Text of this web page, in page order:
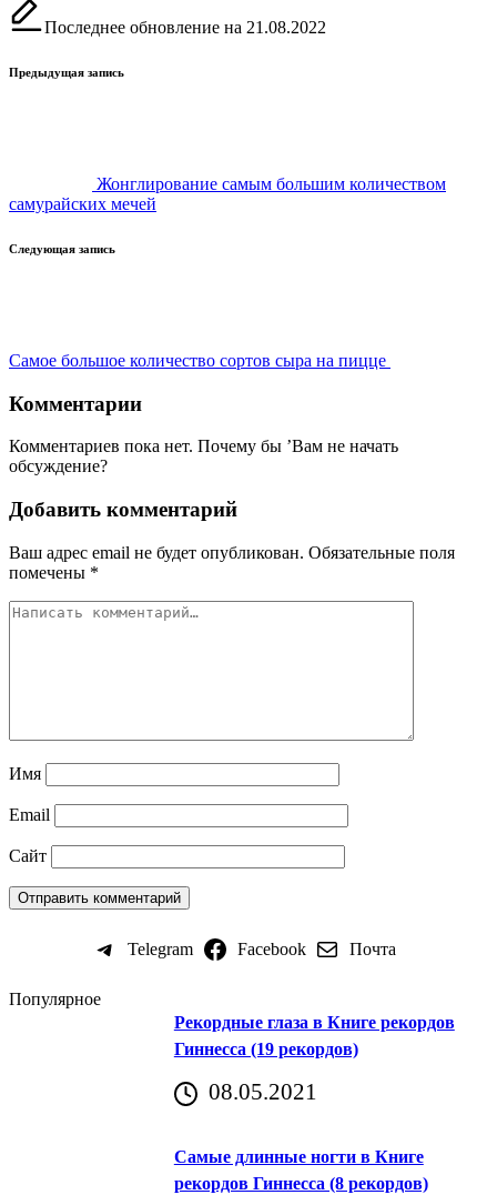
Последнее обновление на 21.08.2022
Навигация
Предыдущая запись
Жонглирование самым большим количеством
самурайских мечей
Следующая запись
Самое большое количество сортов сыра на пицце
Комментарии
Комментариев пока нет. Почему бы ’Вам не начать
обсуждение?
Добавить комментарий
Ваш адрес email не будет опубликован. Обязательные поля
помечены *
Имя
Email
Сайт
Telegram Facebook Почта
Популярное
Рекордные глаза в Книге рекордов
Гиннесса (19 рекордов)
08.05.2021
Самые длинные ногти в Книге
рекордов Гиннесса (8 рекордов)